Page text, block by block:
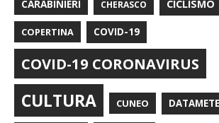
CARABINIERI CHERASCO CICLISMO
COPERTINA COVID-19
COVID-19 CORONAVIRUS
CULTURA CUNEO